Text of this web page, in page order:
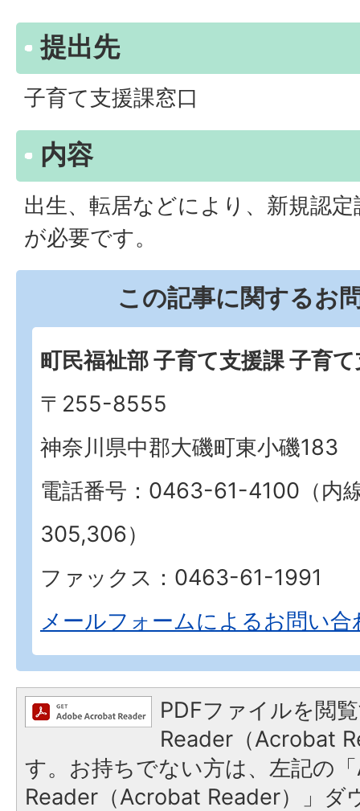
提出先
子育て支援課窓口
内容
出生、転居などにより、新規認
が必要です。
この記事に関するお
町民福祉部 子育て支援課 子育
〒255-8555
神奈川県中郡大磯町東小磯183
電話番号：0463-61-4100（内
305,306）
ファックス：0463-61-1991
メールフォームによるお問い合
PDFファイルを閲
Reader（Acrobat
す。お持ちでない方は、左記の
Reader（Acrobat Reader）」ダ